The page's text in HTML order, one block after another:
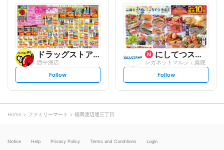
l
o
w
l
o
w
ドラッグストアモリ
西中洲店
s
l
o
Follow
にしてつストア
レガネットマルシェ薬院
s
l
Follow
Home ファミリーマート 福岡渡辺通三丁目
Notice Help Privacy Policy Terms and Conditions Login